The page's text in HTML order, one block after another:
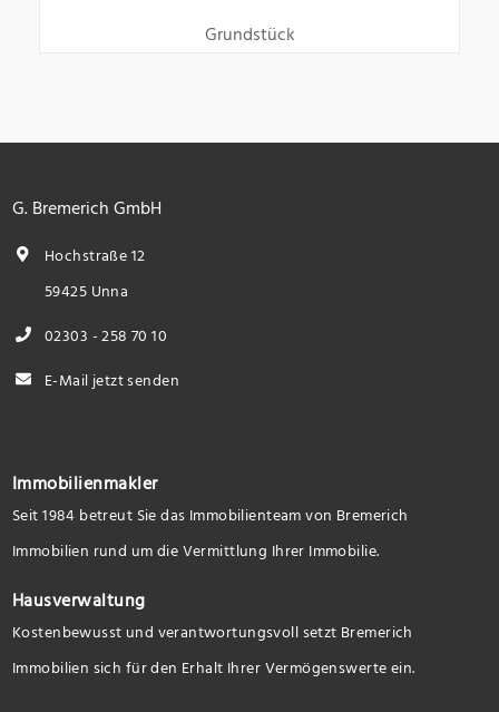
Grundstück
G. Bremerich GmbH
Hochstraße 12
59425 Unna
02303 - 258 70 10
E-Mail jetzt senden
Immobilienmakler
Seit 1984 betreut Sie das Immobilienteam von Bremerich
Immobilien rund um die Vermittlung Ihrer Immobilie.
Hausverwaltung
Kostenbewusst und verantwortungsvoll setzt Bremerich
Immobilien sich für den Erhalt Ihrer Vermögenswerte ein.